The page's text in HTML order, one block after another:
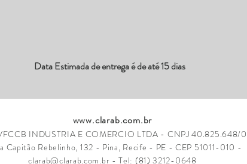
Data Estimada de entrega é de até 15 dias
www.clarab.com.br
INDUSTRIA E COMERCIO LTDA - CNPJ 40.825.648/
Capitão Rebelinho, 132 - Pina, Recife - PE - CEP 51011-010 -
clarab@clarab.com.br - Tel: (81) 3212-0648